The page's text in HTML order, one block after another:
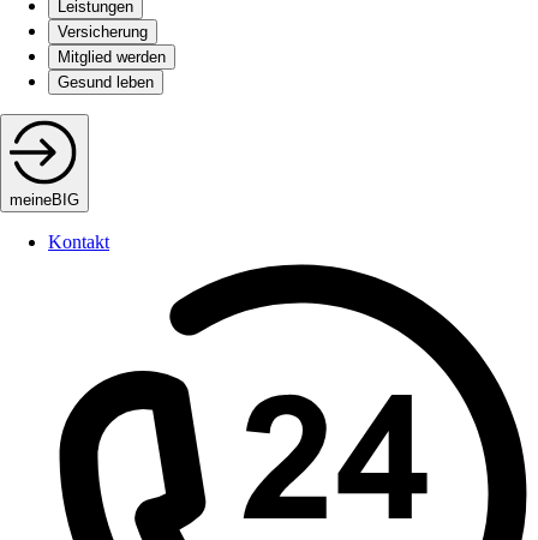
Leistungen
Versicherung
Mitglied werden
Gesund leben
meineBIG
Kontakt